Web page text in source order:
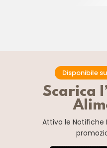
Disponibile
Scarica
Attiva le Notifiche